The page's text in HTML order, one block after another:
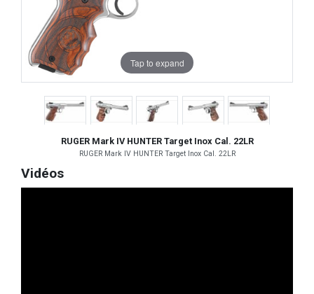
Tap to expand
RUGER Mark IV HUNTER Target Inox Cal. 22LR
RUGER Mark IV HUNTER Target Inox Cal. 22LR
Vidéos